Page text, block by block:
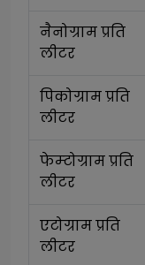
नैनोग्राम प्रति
लीटर
पिकोग्राम प्रति
लीटर
फेम्टोग्राम प्रति
लीटर
एटोग्राम प्रति
लीटर